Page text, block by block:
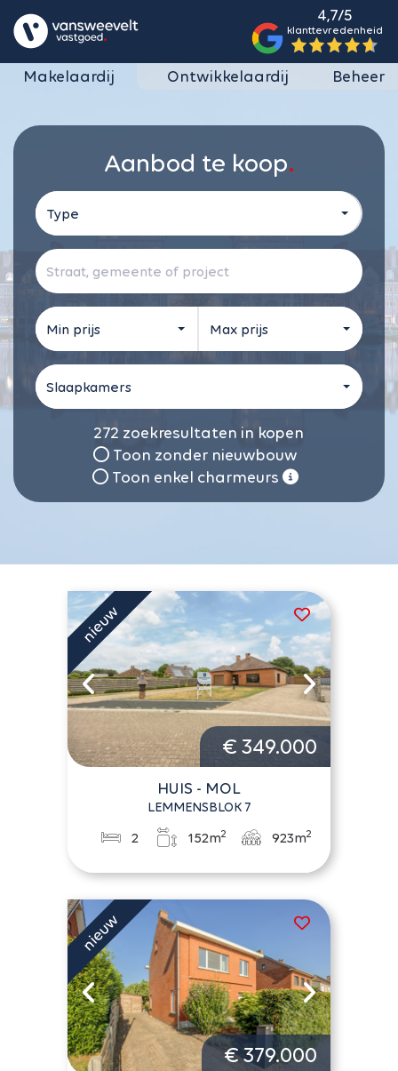
4,7/5
klanttevredenheid
Makelaardij Ontwikkelaardij Beheer
Aanbod te koop
Type
Min prijs Max prijs
Slaapkamers
272 zoekresultaten in kopen
Toon zonder nieuwbouw
Toon enkel charmeurs
€ 349.000
HUIS - MOL
LEMMENSBLOK 7
2 152m2 923m2
€ 379.000